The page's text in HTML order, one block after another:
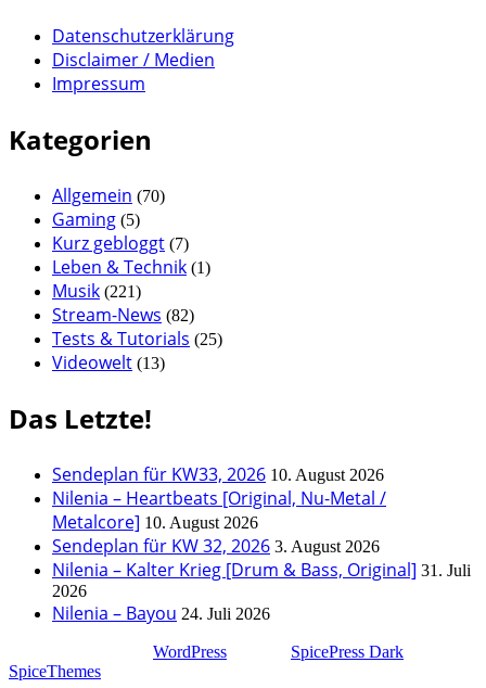
Datenschutzerklärung
Disclaimer / Medien
Impressum
Kategorien
Allgemein (70)
Gaming (5)
Kurz gebloggt (7)
Leben & Technik (1)
Musik (221)
Stream-News (82)
Tests & Tutorials (25)
Videowelt (13)
Das Letzte!
Sendeplan für KW33, 2026 10. August 2026
Nilenia – Heartbeats [Original, Nu-Metal /
Metalcore] 10. August 2026
Sendeplan für KW 32, 2026 3. August 2026
Nilenia – Kalter Krieg [Drum & Bass, Original] 31. Juli
2026
Nilenia – Bayou 24. Juli 2026
WordPress SpicePress Dark
SpiceThemes